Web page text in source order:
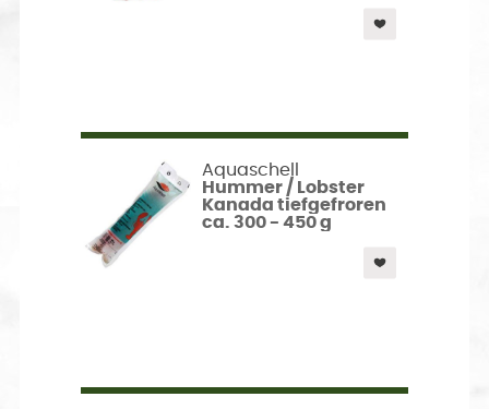
Aquaschell
Hummer / Lobster
Kanada tiefgefroren
ca. 300 - 450 g